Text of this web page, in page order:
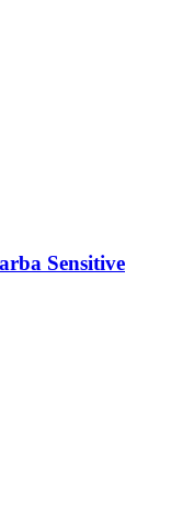
Sensitive